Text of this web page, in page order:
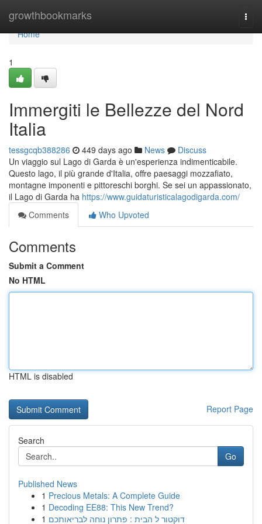
growthbookmarks
Home
Home
1
Immergiti le Bellezze del Nord
Italia
tessgcqb388286 449 days ago News
Discuss
Un viaggio sul Lago di Garda è un'esperienza indimenticabile.
Questo lago, il più grande d'Italia, offre paesaggi mozzafiato,
montagne imponenti e pittoreschi borghi. Se sei un appassionato,
il Lago di Garda ha https://www.guidaturisticalagodigarda.com/
Comments
Who Upvoted
Comments
Submit a Comment
No HTML
HTML is disabled
Report Page
Search
Go
Published News
1 Precious Metals: A Complete Guide
1 Decoding EE88: This New Trend?
1 דוקטור ל הבית : פתרון נוחה לבריאותכם